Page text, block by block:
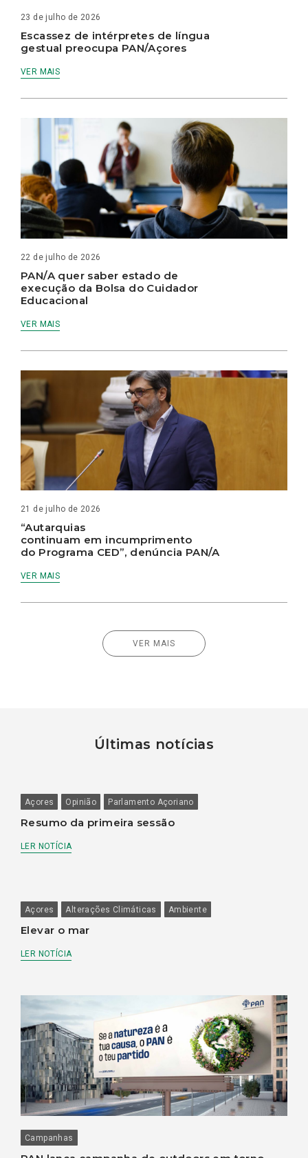
23 de julho de 2026
Escassez de intérpretes de língua
gestual preocupa PAN/Açores
VER MAIS
22 de julho de 2026
PAN/A quer saber estado de
execução da Bolsa do Cuidador
Educacional
VER MAIS
21 de julho de 2026
“Autarquias
continuam em incumprimento
do Programa CED”, denúncia PAN/A
VER MAIS
VER MAIS
Últimas notícias
Açores Opinião Parlamento Açoriano
Resumo da primeira sessão
LER NOTÍCIA
Açores Alterações Climáticas Ambiente
Elevar o mar
LER NOTÍCIA
Campanhas